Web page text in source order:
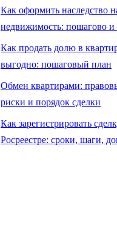
Как оформить наследство
недвижимость: пошагово и
Как продать долю в
выгодно: пошаговый план
Обмен квартирами:
риски и порядок сделки
Как зарегистрировать
Росреестре: сроки, шаги,